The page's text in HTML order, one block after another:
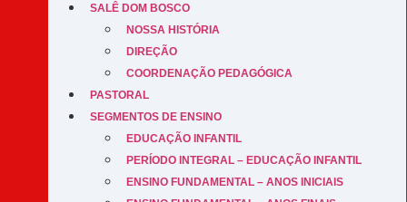
SALÊ DOM BOSCO
NOSSA HISTÓRIA
DIREÇÃO
COORDENAÇÃO PEDAGÓGICA
PASTORAL
SEGMENTOS DE ENSINO
EDUCAÇÃO INFANTIL
PERÍODO INTEGRAL – EDUCAÇÃO INFANTIL
ENSINO FUNDAMENTAL – ANOS INICIAIS